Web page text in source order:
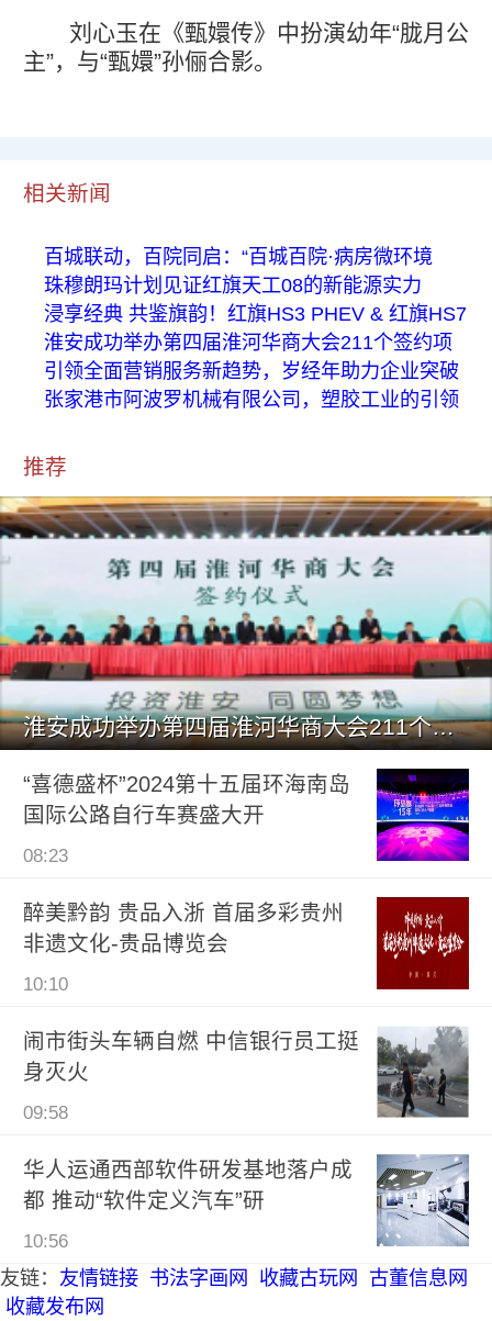
刘心玉在《甄嬛传》中扮演幼年“胧月公
主”，与“甄嬛”孙俪合影。
相关新闻
百城联动，百院同启：“百城百院·病房微环境
珠穆朗玛计划见证红旗天工08的新能源实力
浸享经典 共鉴旗韵！红旗HS3 PHEV & 红旗HS7
淮安成功举办第四届淮河华商大会211个签约项
引领全面营销服务新趋势，岁经年助力企业突破
张家港市阿波罗机械有限公司，塑胶工业的引领
推荐
淮安成功举办第四届淮河华商大会211个签约项目 总投资1486.
“喜德盛杯”2024第十五届环海南岛
国际公路自行车赛盛大开
08:23
醉美黔韵 贵品入浙 首届多彩贵州
非遗文化-贵品博览会
10:10
闹市街头车辆自燃 中信银行员工挺
身灭火
09:58
华人运通西部软件研发基地落户成
都 推动“软件定义汽车”研
10:56
友链： 友情链接 书法字画网 收藏古玩网
古董信息网
收藏发布网